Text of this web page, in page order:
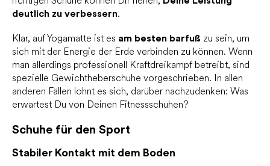
deutlich zu verbessern.
Klar, auf Yogamatte ist es am besten barfuß zu sein, um
sich mit der Energie der Erde verbinden zu können. Wenn
man allerdings professionell Kraftdreikampf betreibt, sind
spezielle Gewichtheberschuhe vorgeschrieben. In allen
anderen Fällen lohnt es sich, darüber nachzudenken: Was
erwartest Du von Deinen Fitnessschuhen?
Schuhe für den Sport
Stabiler Kontakt mit dem Boden